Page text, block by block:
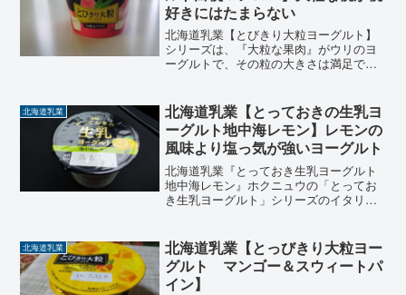
好きにはたまらない
北海道乳業【とびきり大粒ヨーグルト】
シリーズは、『大粒な果肉』がウリのヨ
ーグルトで、その粒の大きさは満足でき
な白桃がゴロゴロ入っているヨーグルト
です。できたら通年販売をしてほしい商
品です。
北海道乳業
北海道乳業【とっておきの生乳ヨ
ーグルト地中海レモン】レモンの
風味より塩っ気が強いヨーグルト
北海道乳業『とっておき生乳ヨーグルト
地中海レモン』ホクニュウの「とってお
き生乳ヨーグルト」シリーズのイタリア
い。だけど、レモン風味より「塩っ気」
を感じてしまったヨーグルトのレビュー
北海道乳業
北海道乳業【とっびきり大粒ヨー
グルト マンゴー＆スウィートパ
イン】